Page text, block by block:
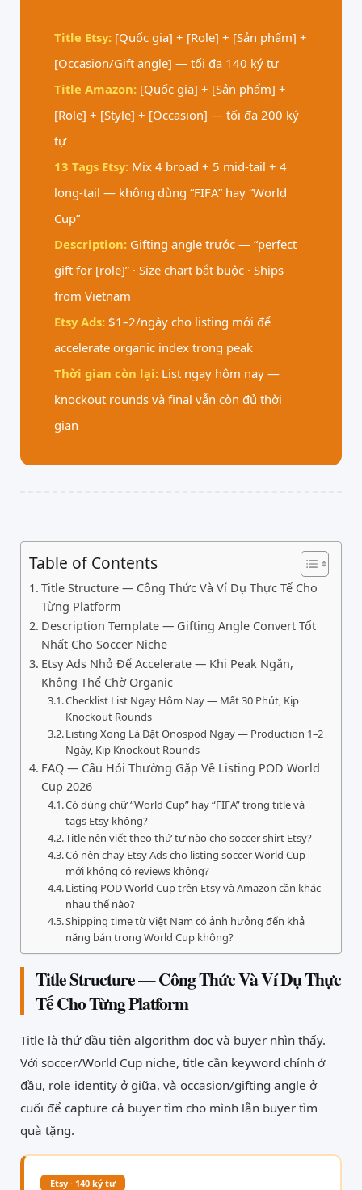
Title Etsy: [Quốc gia] + [Role] + [Sản phẩm] +
[Occasion/Gift angle] — tối đa 140 ký tự
Title Amazon: [Quốc gia] + [Sản phẩm] +
[Role] + [Style] + [Occasion] — tối đa 200 ký
tự
13 Tags Etsy: Mix 4 broad + 5 mid-tail + 4
long-tail — không dùng “FIFA” hay “World
Cup”
Description: Gifting angle trước — “perfect
gift for [role]” · Size chart bắt buộc · Ships
from Vietnam
Etsy Ads: $1–2/ngày cho listing mới để
accelerate organic index trong peak
Thời gian còn lại: List ngay hôm nay —
knockout rounds và final vẫn còn đủ thời
gian
Table of Contents
Title Structure — Công Thức Và Ví Dụ Thực Tế Cho
Từng Platform
Description Template — Gifting Angle Convert Tốt
Nhất Cho Soccer Niche
Etsy Ads Nhỏ Để Accelerate — Khi Peak Ngắn,
Không Thể Chờ Organic
Checklist List Ngay Hôm Nay — Mất 30 Phút, Kịp
Knockout Rounds
Listing Xong Là Đặt Onospod Ngay — Production 1–2
Ngày, Kịp Knockout Rounds
FAQ — Câu Hỏi Thường Gặp Về Listing POD World
Cup 2026
Có dùng chữ “World Cup” hay “FIFA” trong title và
tags Etsy không?
Title nên viết theo thứ tự nào cho soccer shirt Etsy?
Có nên chạy Etsy Ads cho listing soccer World Cup
mới không có reviews không?
Listing POD World Cup trên Etsy và Amazon cần khác
nhau thế nào?
Shipping time từ Việt Nam có ảnh hưởng đến khả
năng bán trong World Cup không?
Title Structure — Công Thức Và Ví Dụ Thực
Tế Cho Từng Platform
Title là thứ đầu tiên algorithm đọc và buyer nhìn thấy.
Với soccer/World Cup niche, title cần keyword chính ở
đầu, role identity ở giữa, và occasion/gifting angle ở
cuối để capture cả buyer tìm cho mình lẫn buyer tìm
quà tặng.
Etsy · 140 ký tự